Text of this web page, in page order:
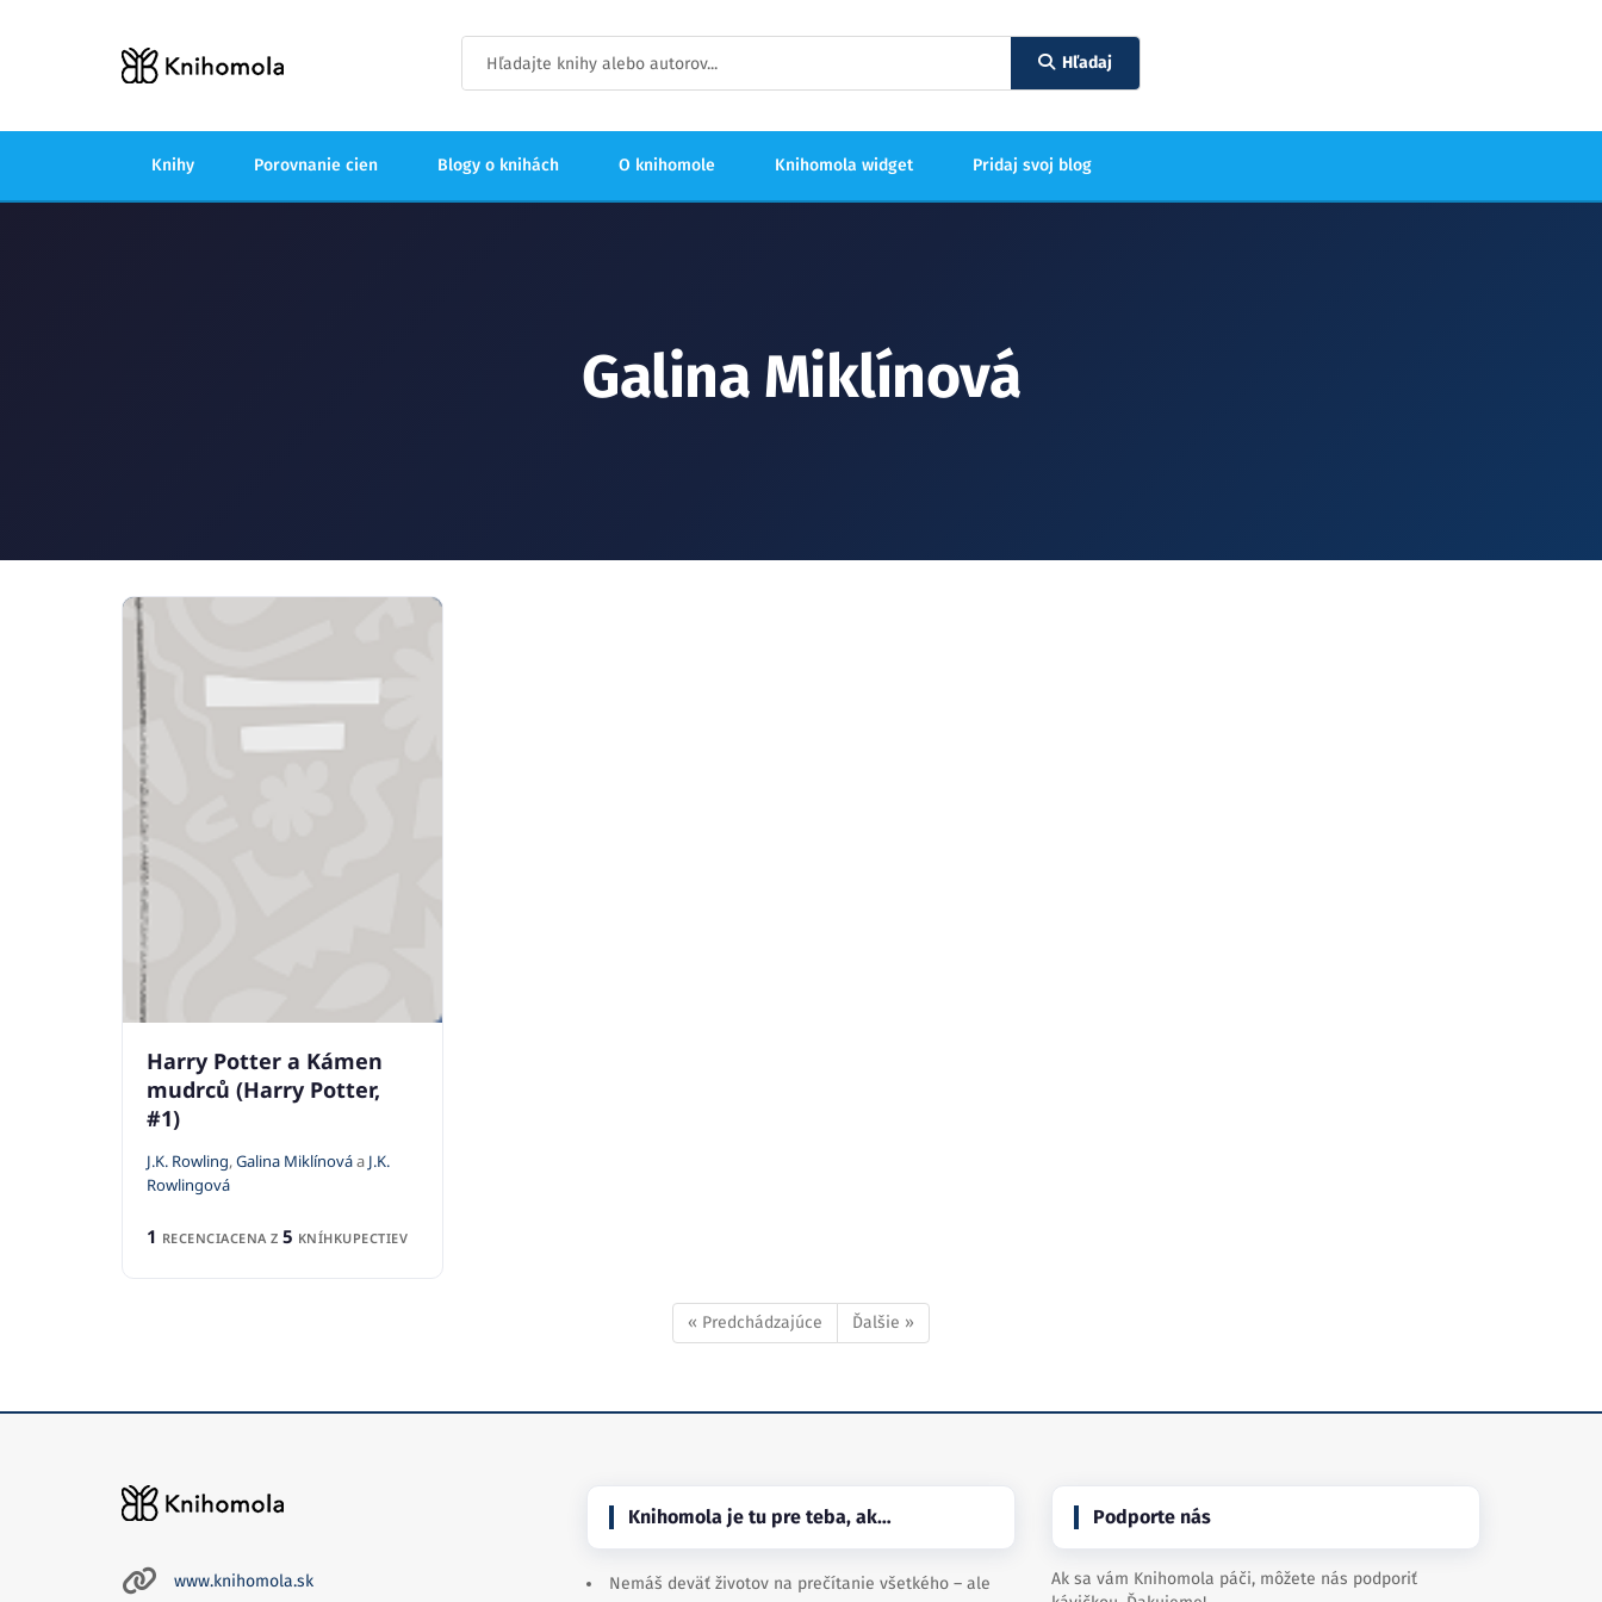
Hľadaj
Knihy Porovnanie cien Blogy o knihách O knihomole Knihomola widget Pridaj svoj blog
Galina Miklínová
Harry Potter a Kámen
mudrců (Harry Potter,
#1)
J.K. Rowling,Galina Miklínováa J.K.
Rowlingová
1 RECENCIACENA Z 5 KNÍHKUPECTIEV
« Predchádzajúce Ďalšie »
www.knihomola.sk
Knihomola je tu pre teba, ak…
Nemáš deväť životov na prečítanie všetkého – ale
Podporte nás
Ak sa vám Knihomola páči, môžete nás podporiť